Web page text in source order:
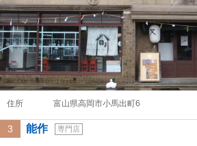
住所 富山県高岡市小馬出町6
3 能作 専門店